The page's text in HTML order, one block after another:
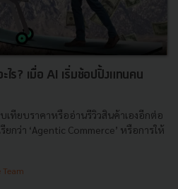
ร? เมื่อ AI เริ่มช้อปปิ้งแทนคน
เทียบราคาหรืออ่านรีวิวสินค้าเองอีกต่อ
ยกว่า ‘Agentic Commerce’ หรือการให้
Team